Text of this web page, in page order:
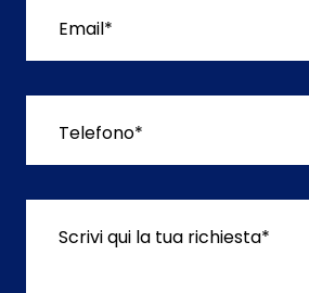
Email*
Telefono*
Scrivi qui la tua richiesta*